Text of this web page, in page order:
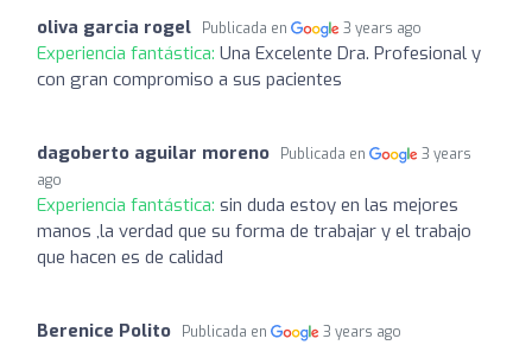
oliva garcia rogel Publicada en 3 years ago
Experiencia fantástica: Una Excelente Dra. Profesional y
con gran compromiso a sus pacientes
dagoberto aguilar moreno Publicada en
3 years
ago
Experiencia fantástica: sin duda estoy en las mejores
manos ,la verdad que su forma de trabajar y el trabajo
que hacen es de calidad
Berenice Polito Publicada en 3 years ago